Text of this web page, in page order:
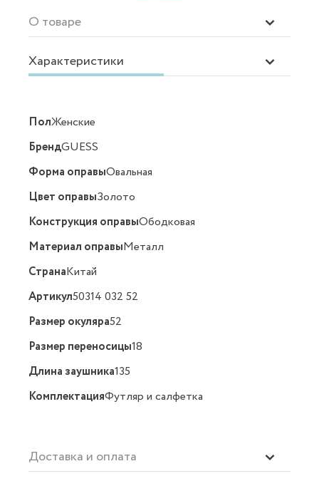
О товаре
Характеристики
ПолЖенские
БрендGUESS
Форма оправыОвальная
Цвет оправыЗолото
Конструкция оправыОбодковая
Материал оправыМеталл
СтранаКитай
Артикул50314 032 52
Размер окуляра52
Размер переносицы18
Длина заушника135
КомплектацияФутляр и салфетка
Доставка и оплата